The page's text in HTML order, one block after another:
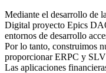
Mediante el desarrollo de
Digital proyecto Epics
entornos de desarrollo
Por lo tanto, construimos
proporcionar ERPC y SLV
Las aplicaciones